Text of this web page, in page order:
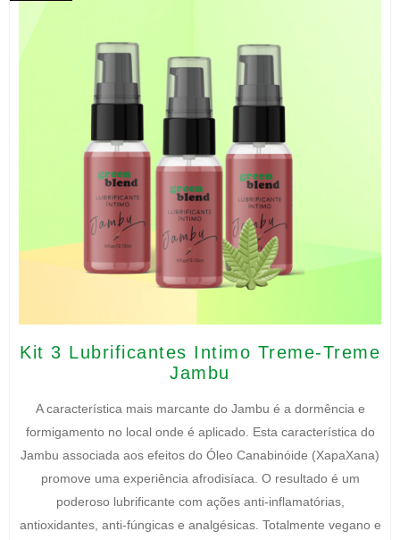
Kit 3 Lubrificantes Intimo Treme-Treme
Jambu
A característica mais marcante do Jambu é a dormência e
formigamento no local onde é aplicado. Esta característica do
Jambu associada aos efeitos do Óleo Canabinóide (XapaXana)
promove uma experiência afrodisíaca. O resultado é um
poderoso lubrificante com ações anti-inflamatórias,
antioxidantes, anti-fúngicas e analgésicas. Totalmente vegano e
preço
original
R$260,00.
preço
atual
R$230,00.